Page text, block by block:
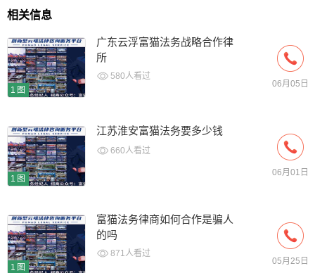
相关信息
1图
广东云浮富猫法务战略合作律
所
580人看过
06月05日
1图
江苏淮安富猫法务要多少钱
660人看过
06月01日
1图
富猫法务律商如何合作是骗人
的吗
871人看过
05月25日